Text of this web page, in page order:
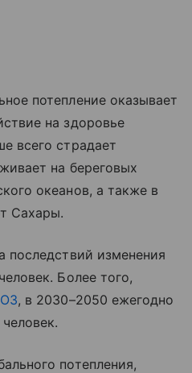
потепление оказывает
на здоровье
всего страдает
на береговых
океанов, а также в
Сахары.
последствий изменения
Более того,
, в 2030–2050 ежегодно
потепления,